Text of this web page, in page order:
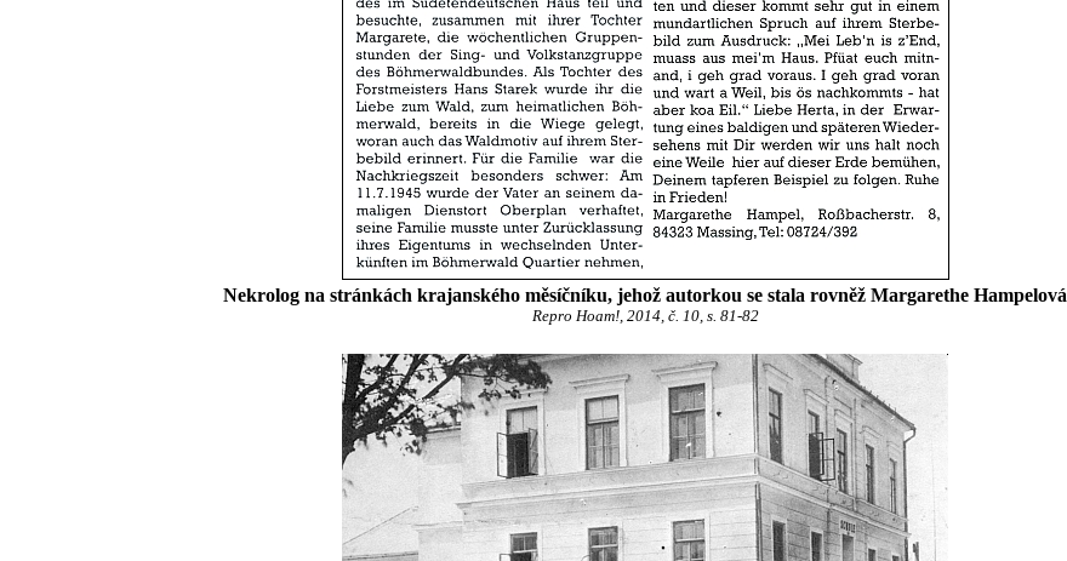
Nekrolog na stránkách krajanského měsíčníku, jehož autorkou se stala rovněž Margarethe Hampelová
Repro Hoam!, 2014, č. 10, s. 81-82